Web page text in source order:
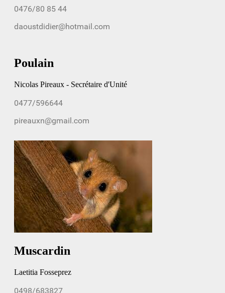
Poulain
Nicolas Pireaux - Secrétaire d'Unité
Muscardin
Laetitia Fosseprez